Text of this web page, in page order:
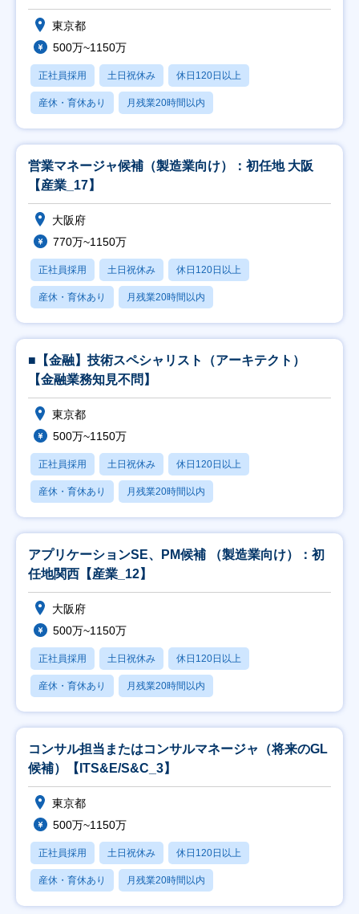
東京都
500万~1150万
正社員採用 土日祝休み 休日120日以上
産休・育休あり 月残業20時間以内
営業マネージャ候補（製造業向け）：初任地 大阪
【産業_17】
大阪府
770万~1150万
正社員採用 土日祝休み 休日120日以上
産休・育休あり 月残業20時間以内
■【金融】技術スペシャリスト（アーキテクト）
【金融業務知見不問】
東京都
500万~1150万
正社員採用 土日祝休み 休日120日以上
産休・育休あり 月残業20時間以内
アプリケーションSE、PM候補 （製造業向け）：初
任地関西【産業_12】
大阪府
500万~1150万
正社員採用 土日祝休み 休日120日以上
産休・育休あり 月残業20時間以内
コンサル担当またはコンサルマネージャ（将来のGL
候補）【ITS&E/S&C_3】
東京都
500万~1150万
正社員採用 土日祝休み 休日120日以上
産休・育休あり 月残業20時間以内